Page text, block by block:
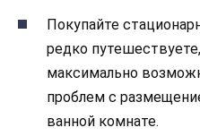
Покупайте
редко
максимально
проблем с
ванной комнате.